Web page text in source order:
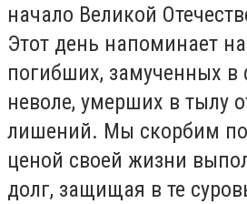
начало Великой
Этот день напоминает
погибших, замученных в
неволе, умерших в тылу
лишений. Мы скорбим по
ценой своей жизни
долг, защищая в те